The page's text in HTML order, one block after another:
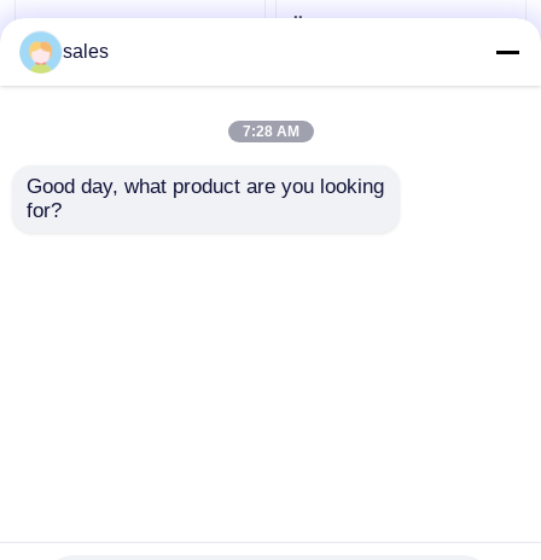
Tahiti begrenzte
kundenspezifische
eingebrannte Taschen
Überzogenes
sales
7:28 AM
Good day, what product are you looking
for?